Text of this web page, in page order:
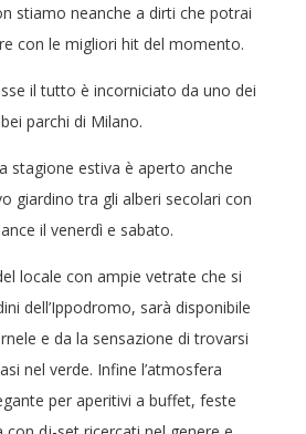
stiamo neanche a dirti che potrai
con le migliori hit del momento.
il tutto è incorniciato da uno dei
parchi di Milano.
stagione estiva è aperto anche
giardino tra gli alberi secolari con
il venerdì e sabato.
locale con ampie vetrate che si
dell’Ippodromo, sarà disponibile
e da la sensazione di trovarsi
nel verde. Infine l’atmosfera
per aperitivi a buffet, feste